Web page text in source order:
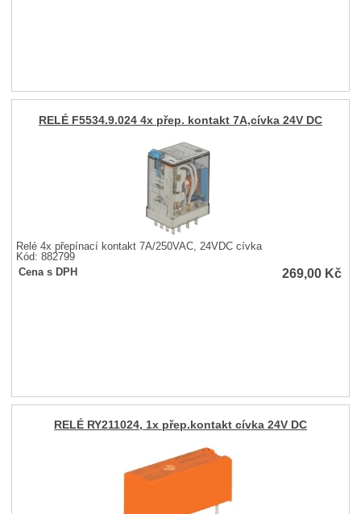
RELÉ F5534.9.024 4x přep. kontakt 7A,cívka 24V DC
Relé 4x přepínací kontakt 7A/250VAC, 24VDC cívka
Kód: 882799
Cena s DPH
269,00 Kč
RELÉ RY211024, 1x přep.kontakt cívka 24V DC